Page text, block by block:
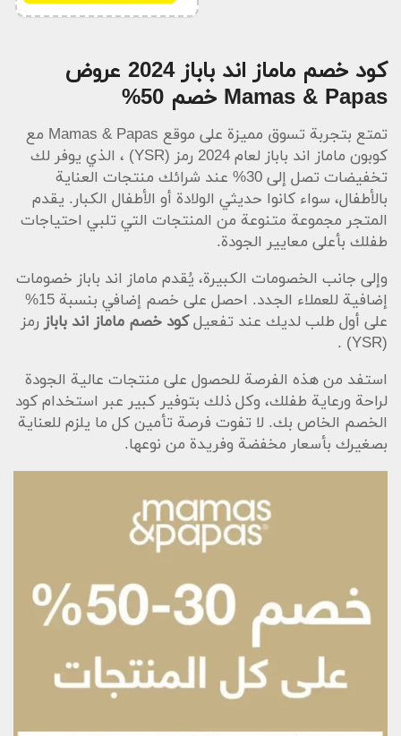
كود خصم ماماز اند باباز 2024 عروض
Mamas & Papas خصم 50%
تمتع بتجربة تسوق مميزة على موقع Mamas & Papas مع
كوبون ماماز اند باباز لعام 2024 رمز (YSR) ، الذي يوفر لك
تخفيضات تصل إلى 30% عند شرائك منتجات العناية
بالأطفال، سواء كانوا حديثي الولادة أو الأطفال الكبار. يقدم
المتجر مجموعة متنوعة من المنتجات التي تلبي احتياجات
طفلك بأعلى معايير الجودة.
وإلى جانب الخصومات الكبيرة، يُقدم ماماز اند باباز خصومات
إضافية للعملاء الجدد. احصل على خصم إضافي بنسبة 15%
على أول طلب لديك عند تفعيلكود خصم ماماز اند باباز رمز
(YSR) .
استفد من هذه الفرصة للحصول على منتجات عالية الجودة
لراحة ورعاية طفلك، وكل ذلك بتوفير كبير عبر استخدام كود
الخصم الخاص بك. لا تفوت فرصة تأمين كل ما يلزم للعناية
بصغيرك بأسعار مخفضة وفريدة من نوعها.